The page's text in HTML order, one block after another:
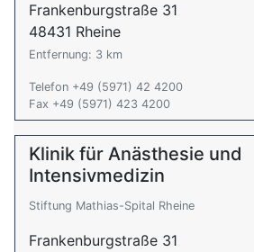
Frankenburgstraße 31
48431 Rheine
Entfernung: 3 km
Telefon +49 (5971) 42 4200
Fax +49 (5971) 423 4200
Klinik für Anästhesie und
Intensivmedizin
Stiftung Mathias-Spital Rheine
Frankenburgstraße 31